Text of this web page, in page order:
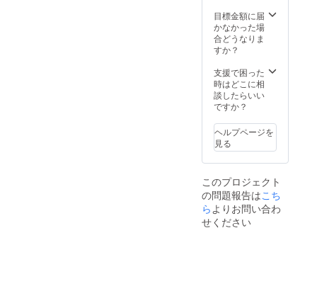
でアー
カイブ
配信に
また記
載はお
名前の
みで
す。 ・
支援
ず備考
欄に
「記載
を希望
される
お名
前」ま
お届け
いたし
ます。
グ動画
内のエ
ンド
ロール
前を記
もよろ
しい方
はエン
ドロー
ルに載
せる名
前を、
ますの
でアー
カイブ
ます。
また記
載はお
名前の
す。 ・
支援
時、必
ず備考
「記載
を希望
される
お名
前」ま
に含み
ますの
でアー
も残り
ます。
また記
載はお
みで
す。 ・
支援
時、必
欄に
「記載
を希望
される
お名
載して
もよろ
しい方
はエン
ルに載
せる名
前を、
記載し
ほしい
方はそ
の旨
を、備
ご入力
くださ
い。 注
意事項
・エン
目標金額に届
かなかった場
合どうなりま
すか？
支援で困った
時はどこに相
談したらいい
ですか？
ヘルプページを
見る
このプロジェクト
の問題報告はこち
らよりお問い合わ
せください